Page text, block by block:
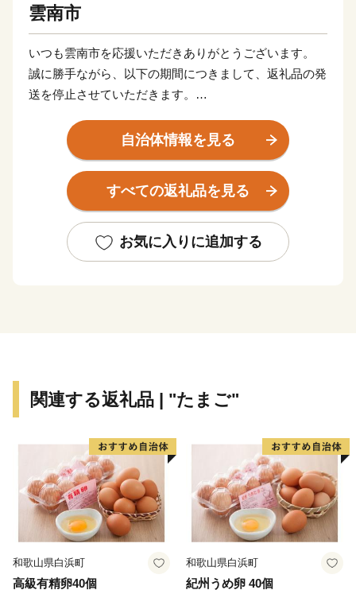
雲南市
いつも雲南市を応援いただきありがとうございます。
誠に勝手ながら、以下の期間につきまして、返礼品の発
送を停止させていただきます。
【発送停止期間】8月6日〜8月16日
※日時指定・季節もの・定期便は除く
発送停止に伴い、ポータルサイトに掲載の期日よりも、
ご迷惑をおかけいたしますが、何卒ご理解のほどお願い
申し上げます。
次町・三刀屋町・吉田村・掛合町）が1つになって誕生
「雲南」という名前は、旧出雲国の南に位置することに
由来し、古くからこの地方の呼び名として親しまれてき
たことから名づけました。
は様々な地域課題に対し、前向きにチャレンジする人が
自治体情報を見る
すべての返礼品を見る
お気に入りに追加する
関連する返礼品 | "たまご"
和歌山県白浜町
高級有精卵40個
和歌山県白浜町
紀州うめ卵 40個